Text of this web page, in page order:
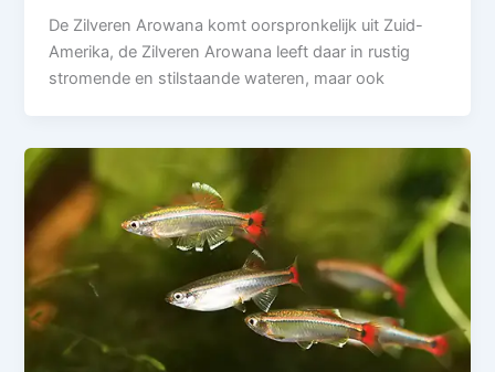
De Zilveren Arowana komt oorspronkelijk uit Zuid-
Amerika, de Zilveren Arowana leeft daar in rustig
stromende en stilstaande wateren, maar ook